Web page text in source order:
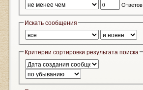
Ответов
Искать сообщения
Критерии сортировки результата поиска